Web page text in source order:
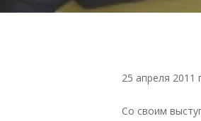
25 апреля
Со своим